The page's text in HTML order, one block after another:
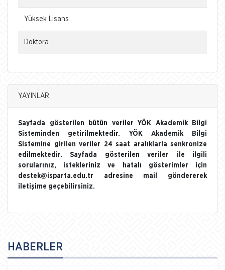
Yüksek Lisans
Doktora
YAYINLAR
Sayfada gösterilen bütün veriler YÖK Akademik Bilgi
Sisteminden getirilmektedir. YÖK Akademik Bilgi
Sistemine girilen veriler 24 saat aralıklarla senkronize
edilmektedir. Sayfada gösterilen veriler ile ilgili
sorularınız, istekleriniz ve hatalı gösterimler için
destek@isparta.edu.tr adresine mail göndererek
iletişime geçebilirsiniz.
HABERLER